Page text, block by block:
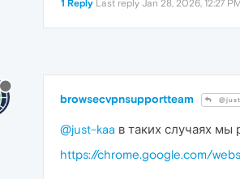
1 Reply Last reply Jan 28, 2026, 12:27 PM
browsecvpnsupportteam
@just-kaa в таких случаях мы
https://chrome.google.com/